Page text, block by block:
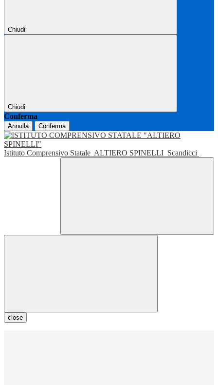
Chiudi
Chiudi
Conferma
Annulla Conferma
Istituto Comprensivo Statale ALTIERO SPINELLI Scandicci
close